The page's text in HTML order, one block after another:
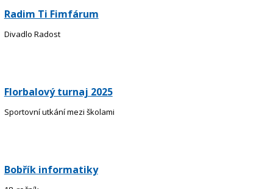
Radim Ti Fimfárum
Divadlo Radost
Florbalový turnaj 2025
Sportovní utkání mezi školami
Bobřík informatiky